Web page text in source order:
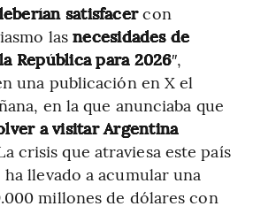
satisfacercon
lasnecesidades de
República para 2026″,
una publicación en X el
en la que anunciaba que
a visitar Argentina
crisis que atraviesa este país
llevado a acumular una
millones de dólares con